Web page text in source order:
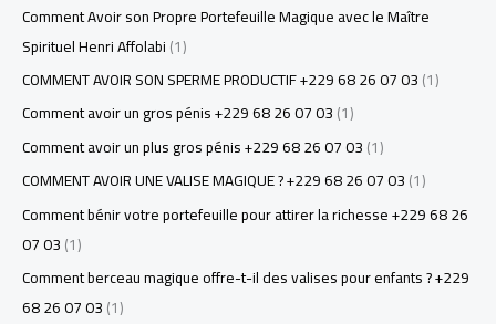
Comment Avoir son Propre Portefeuille Magique avec le Maître
Spirituel Henri Affolabi(1)
COMMENT AVOIR SON SPERME PRODUCTIF +229 68 26 07 03(1)
Comment avoir un gros pénis +229 68 26 07 03(1)
Comment avoir un plus gros pénis +229 68 26 07 03(1)
COMMENT AVOIR UNE VALISE MAGIQUE ? +229 68 26 07 03(1)
Comment bénir votre portefeuille pour attirer la richesse +229 68 26
07 03(1)
Comment berceau magique offre-t-il des valises pour enfants ? +229
68 26 07 03(1)